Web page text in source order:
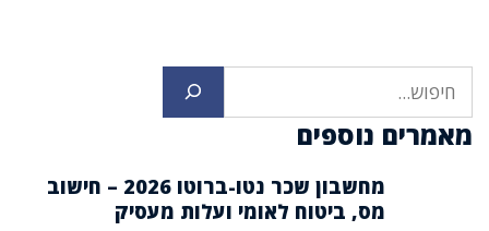
מאמרים נוספים
מחשבון שכר נטו-ברוטו 2026 – חישוב
מס, ביטוח לאומי ועלות מעסיק